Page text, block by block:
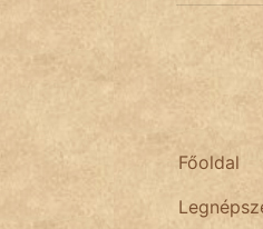
Főoldal